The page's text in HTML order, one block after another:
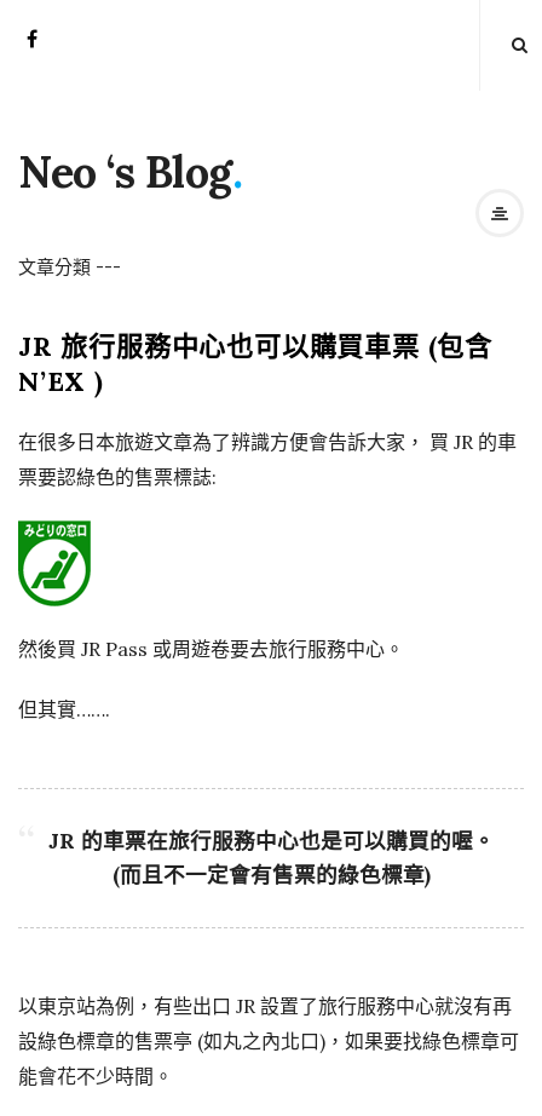
Neo ‘s Blog.
文章分類 ---
JR 旅行服務中心也可以購買車票 (包含
N’EX )
在很多日本旅遊文章為了辨識方便會告訴大家， 買 JR 的車
票要認綠色的售票標誌:
然後買 JR Pass 或周遊卷要去旅行服務中心。
但其實…….
JR 的車票在旅行服務中心也是可以購買的喔。
(而且不一定會有售票的綠色標章)
以東京站為例，有些出口 JR 設置了旅行服務中心就沒有再
設綠色標章的售票亭 (如丸之內北口)，如果要找綠色標章可
能會花不少時間。